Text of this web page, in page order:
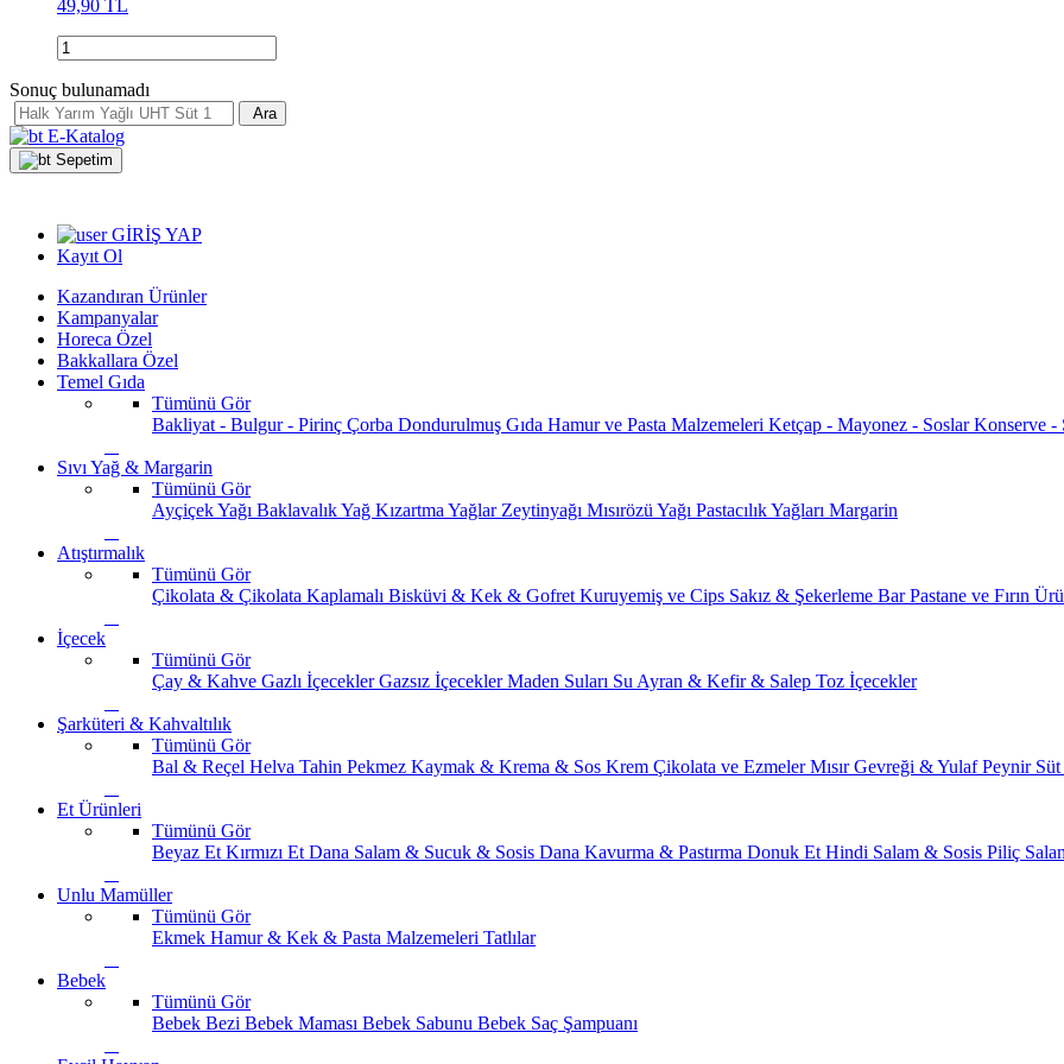
49,90 TL
Sonuç bulunamadı
Ara
E-Katalog
Sepetim
GİRİŞ YAP
Kayıt Ol
Kazandıran Ürünler
Kampanyalar
Horeca Özel
Bakkallara Özel
Temel Gıda
Tümünü Gör
Bakliyat - Bulgur - Pirinç Çorba Dondurulmuş Gıda Hamur ve Pasta Malzemeleri Ketçap - Mayonez - SoslarKonserve -
Sıvı Yağ & Margarin
Tümünü Gör
Ayçiçek Yağı Baklavalık Yağ Kızartma Yağlar Zeytinyağı Mısırözü Yağı Pastacılık Yağları Margarin
Atıştırmalık
Tümünü Gör
Çikolata & Çikolata Kaplamalı Bisküvi & Kek & Gofret Kuruyemiş ve Cips Sakız & Şekerleme BarPastane ve Fırın
İçecek
Tümünü Gör
Çay & Kahve Gazlı İçeceklerGazsız İçeceklerMaden Suları Su Ayran & Kefir & Salep Toz İçecekler
Şarküteri & Kahvaltılık
Tümünü Gör
Bal & Reçel Helva Tahin Pekmez Kaymak & Krema & Sos Krem Çikolata ve EzmelerMısır Gevreği & YulafPeynir
Et Ürünleri
Tümünü Gör
Beyaz Et Kırmızı Et Dana Salam & Sucuk & Sosis Dana Kavurma & Pastırma Donuk Et Hindi Salam & Sosis Piliç
Unlu Mamüller
Tümünü Gör
Ekmek Hamur & Kek & Pasta Malzemeleri Tatlılar
Bebek
Tümünü Gör
Bebek Bezi Bebek Maması Bebek Sabunu Bebek Saç Şampuanı